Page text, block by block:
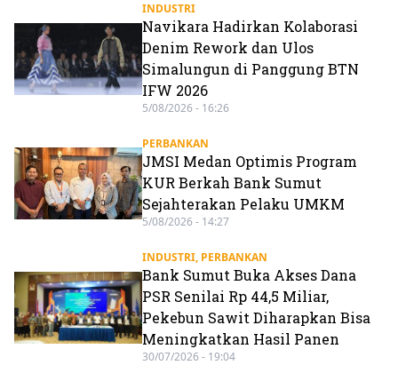
INDUSTRI
Navikara Hadirkan Kolaborasi
Denim Rework dan Ulos
Simalungun di Panggung BTN
IFW 2026
5/08/2026 - 16:26
PERBANKAN
JMSI Medan Optimis Program
KUR Berkah Bank Sumut
Sejahterakan Pelaku UMKM
5/08/2026 - 14:27
INDUSTRI, PERBANKAN
Bank Sumut Buka Akses Dana
PSR Senilai Rp 44,5 Miliar,
Pekebun Sawit Diharapkan Bisa
Meningkatkan Hasil Panen
30/07/2026 - 19:04